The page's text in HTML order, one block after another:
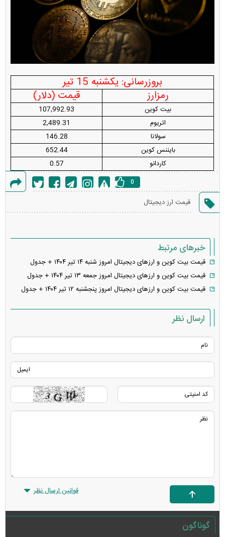
بروزرسانی: یکشنبه 15 تیر
رمزارز
قیمت (دلار)
بیت کوین
107,992.93
اتریوم
2,489.31
سولانا
146.28
بایننس کوین
652.44
کاردانو
0.57
خطا
0
قیمت ارز دیجیتال
خبرهای مرتبط
قیمت بیت کوین و ارز‌های دیجیتال امروز شنبه ۱۴ تیر ۱۴۰۴ + جدول
قیمت بیت کوین و ارز‌های دیجیتال امروز جمعه ۱۳ تیر ۱۴۰۴ + جدول
قیمت بیت کوین و ارز‌های دیجیتال امروز پنجشنبه ۱۲ تیر ۱۴۰۴ + جدول
ارسال نظر
قوانین ارسال نظر
گوناگون